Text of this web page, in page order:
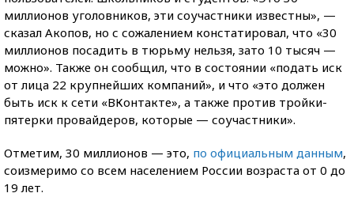
миллионов уголовников, эти соучастники известны», —
сказал Акопов, но с сожалением констатировал, что «30
миллионов посадить в тюрьму нельзя, зато 10 тысяч —
можно». Также он сообщил, что в состоянии «подать иск
от лица 22 крупнейших компаний», и что «это должен
быть иск к сети «ВКонтакте», а также против тройки-
пятерки провайдеров, которые — соучастники».
Отметим, 30 миллионов — это, по официальным данным,
соизмеримо со всем населением России возраста от 0 до
19 лет.